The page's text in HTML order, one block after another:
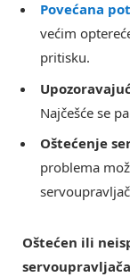
Povećana
većim
pritisku.
Najčešće se
Oštećenje
problema
Oštećen ili
servoupravljača